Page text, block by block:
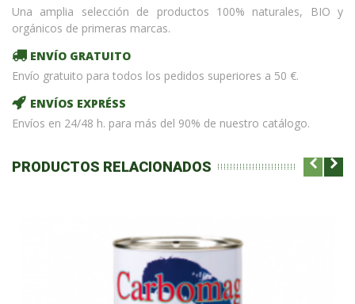
Una amplia selección de productos 100% naturales, BIO y
orgánicos de primeras marcas.
ENVÍO GRATUITO
Envío gratuito para todos los pedidos superiores a 50 €.
ENVÍOS EXPRÉSS
Envíos en 24/48 h. para más del 90% de nuestro catálogo.
PRODUCTOS RELACIONADOS